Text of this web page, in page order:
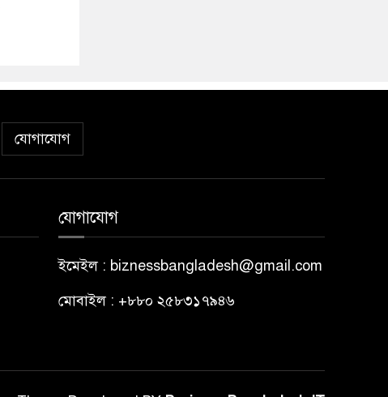
যোগাযোগ
যোগাযোগ
ইমেইল : biznessbangladesh@gmail.com
মোবাইল : +৮৮০ ২৫৮৩১৭৯৪৬